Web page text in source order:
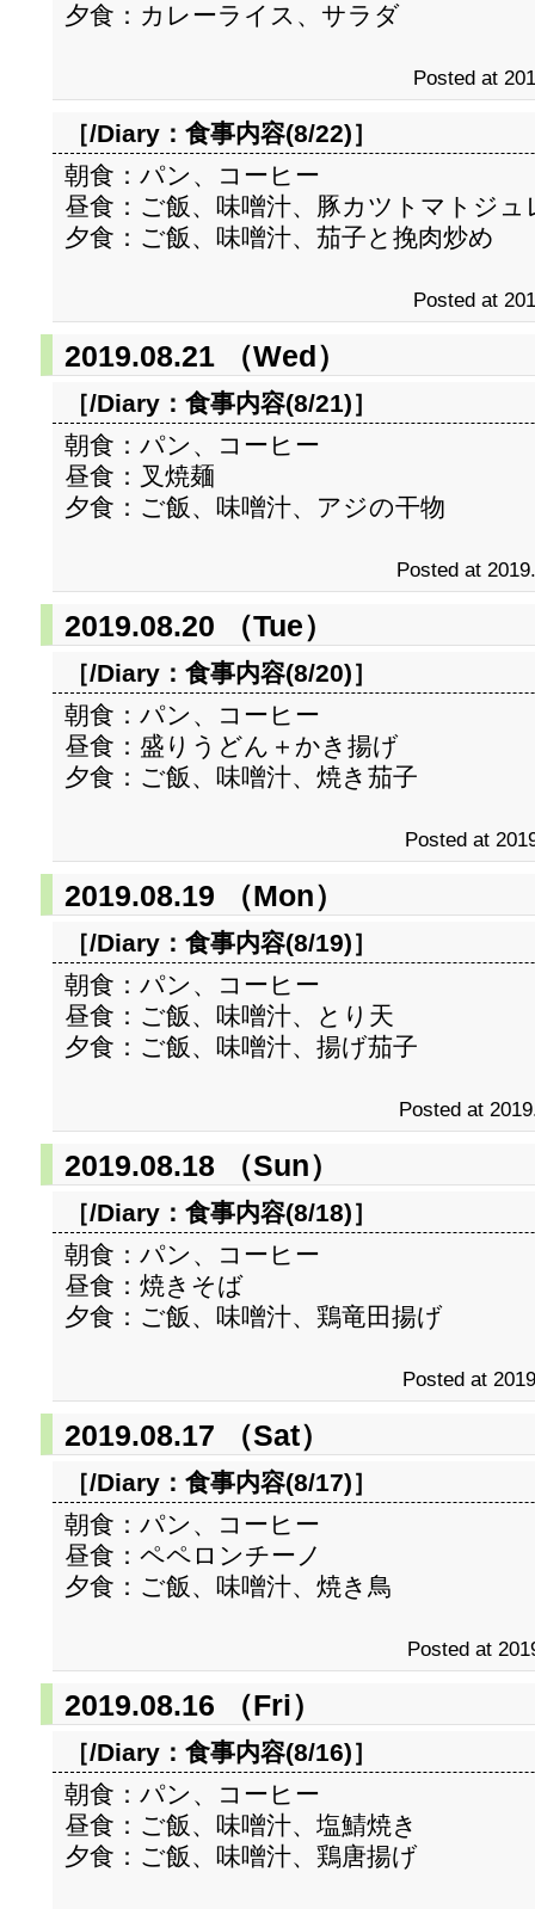
夕食：カレーライス、サラダ
Posted at
［/Diary： 食事内容(8/22)］
朝食：パン、コーヒー
昼食：ご飯、味噌汁、豚カツトマトジュ
夕食：ご飯、味噌汁、茄子と挽肉炒め
Posted at
2019.08.21 （Wed）
［/Diary： 食事内容(8/21)］
朝食：パン、コーヒー
昼食：叉焼麺
夕食：ご飯、味噌汁、アジの干物
Posted at
2019.08.20 （Tue）
［/Diary： 食事内容(8/20)］
朝食：パン、コーヒー
昼食：盛りうどん＋かき揚げ
夕食：ご飯、味噌汁、焼き茄子
Posted at
2019.08.19 （Mon）
［/Diary： 食事内容(8/19)］
朝食：パン、コーヒー
昼食：ご飯、味噌汁、とり天
夕食：ご飯、味噌汁、揚げ茄子
Posted at
2019.08.18 （Sun）
［/Diary： 食事内容(8/18)］
朝食：パン、コーヒー
昼食：焼きそば
夕食：ご飯、味噌汁、鶏竜田揚げ
Posted at
2019.08.17 （Sat）
［/Diary： 食事内容(8/17)］
朝食：パン、コーヒー
昼食：ペペロンチーノ
夕食：ご飯、味噌汁、焼き鳥
Posted at
2019.08.16 （Fri）
［/Diary： 食事内容(8/16)］
朝食：パン、コーヒー
昼食：ご飯、味噌汁、塩鯖焼き
夕食：ご飯、味噌汁、鶏唐揚げ